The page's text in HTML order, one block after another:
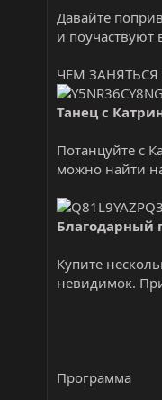
Давайте
и поучаствуют
ЧЕМ ЗАНЯТЬСЯ
Танец с
Потанцуйте с
можно найти
Благодарный
Купите
невидимок.
Программа